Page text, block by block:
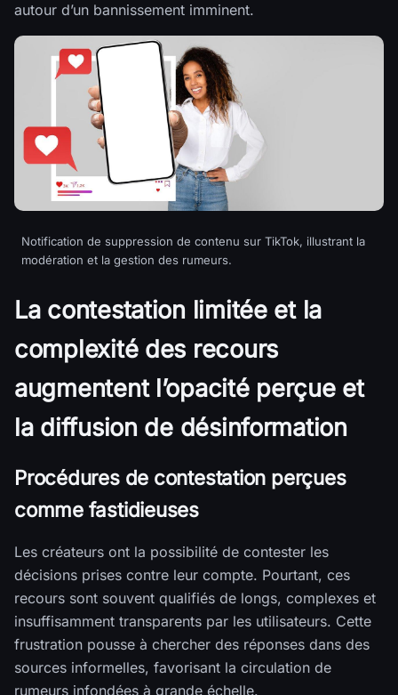
autour d’un bannissement imminent.
Notification de suppression de contenu sur TikTok, illustrant la
modération et la gestion des rumeurs.
La contestation limitée et la
complexité des recours
augmentent l’opacité perçue et
la diffusion de désinformation
Procédures de contestation perçues
comme fastidieuses
Les créateurs ont la possibilité de contester les
décisions prises contre leur compte. Pourtant, ces
recours sont souvent qualifiés de longs, complexes et
insuffisamment transparents par les utilisateurs. Cette
frustration pousse à chercher des réponses dans des
sources informelles, favorisant la circulation de
rumeurs infondées à grande échelle.